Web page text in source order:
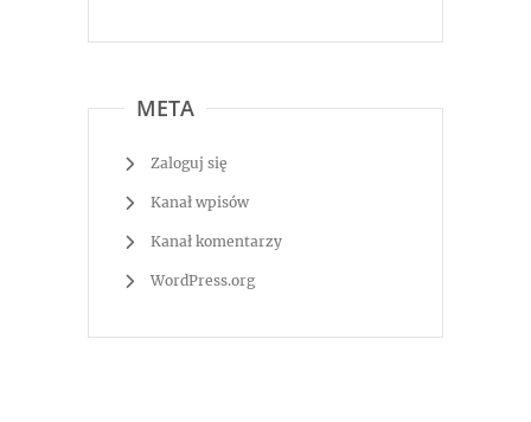
META
Zaloguj się
Kanał wpisów
Kanał komentarzy
WordPress.org